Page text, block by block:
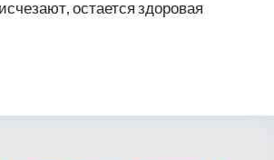
остается здоровая